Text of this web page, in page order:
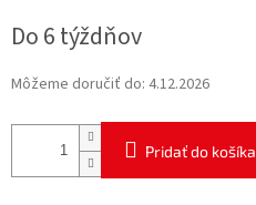
cena:
Do 6 týždňov
Môžeme doručiť do: 4.12.2026
Pridať do košíka